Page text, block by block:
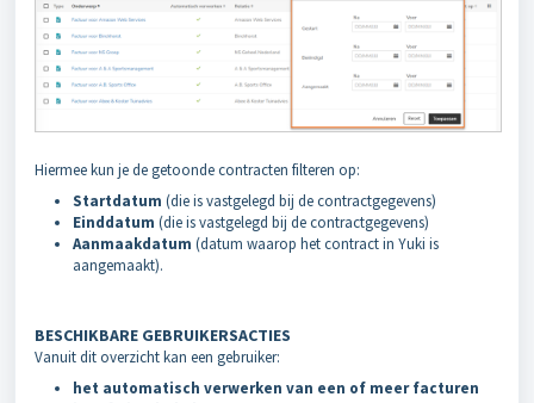
Hiermee kun je de getoonde contracten filteren op:
Startdatum (die is vastgelegd bij de contractgegevens)
Einddatum (die is vastgelegd bij de contractgegevens)
Aanmaakdatum (datum waarop het contract in Yuki is
aangemaakt).
BESCHIKBARE GEBRUIKERSACTIES
Vanuit dit overzicht kan een gebruiker:
het automatisch verwerken van een of meer facturen